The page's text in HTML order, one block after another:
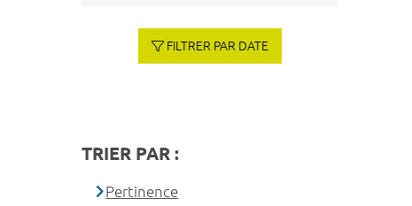
FILTRER PAR DATE
TRIER PAR :
Pertinence